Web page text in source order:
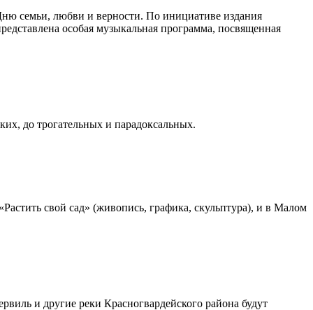
семьи, любви и верности. По инициативе издания
особая музыкальная программа, посвященная
до трогательных и парадоксальных.
свой сад» (живопись, графика, скульптура), и в Малом
и другие реки Красногвардейского района будут